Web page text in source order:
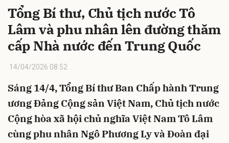
Tổng Bí thư, Chủ tịch nước Tô
Lâm và phu nhân lên đường thăm
cấp Nhà nước đến Trung Quốc
14/04/2026 08:52
Sáng 14/4, Tổng Bí thư Ban Chấp hành Trung
ương Đảng Cộng sản Việt Nam, Chủ tịch nước
Cộng hòa xã hội chủ nghĩa Việt Nam Tô Lâm
cùng phu nhân Ngô Phương Ly và Đoàn đại